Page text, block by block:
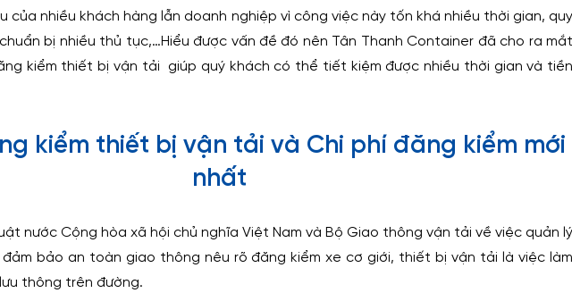
của nhiều khách hàng lẫn doanh nghiệp vì công việc này tốn khá nhiều thời gian, quy
bị nhiều thủ tục,…Hiểu được vấn đề đó nên Tân Thanh Container đã cho ra mắt
kiểm thiết bị vận tải giúp quý khách có thể tiết kiệm được nhiều thời gian và tiền
kiểm thiết bị vận tải và Chi phí đăng kiểm mới
nhất
nước Cộng hòa xã hội chủ nghĩa Việt Nam và Bộ Giao thông vận tải về việc quản
bảo an toàn giao thông nêu rõ đăng kiểm xe cơ giới, thiết bị vận tải là việc làm
thông trên đường.